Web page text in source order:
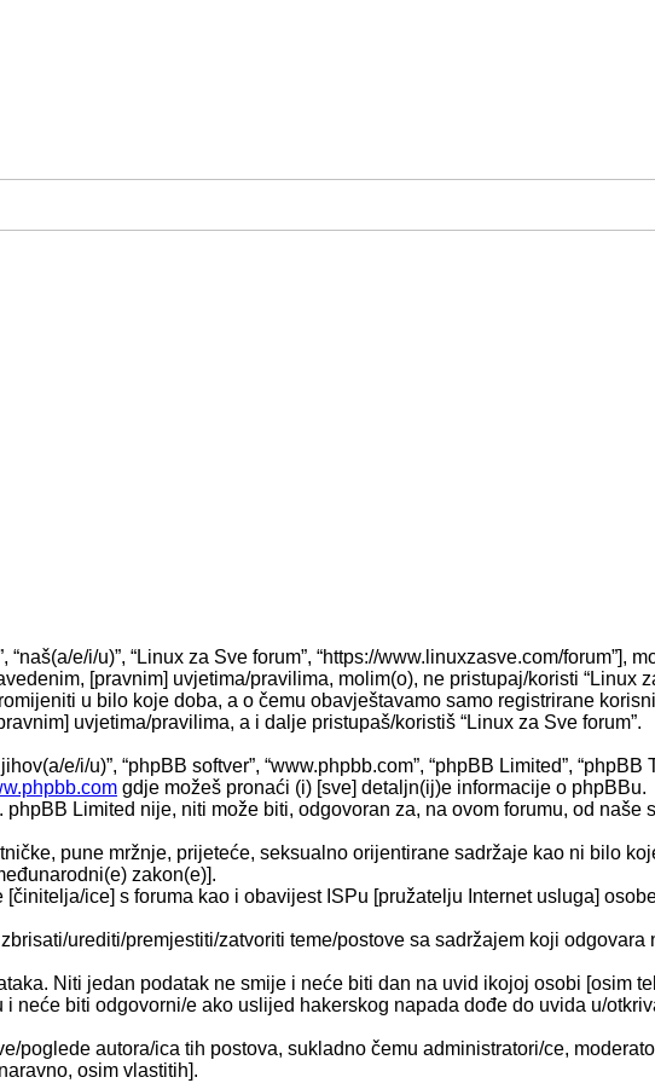
“naš(a/e/i/u)”, “Linux za Sve forum”, “https://www.linuxzasve.com/forum”],
[pravnim] uvjetima/pravilima, molim(o), ne pristupaj/koristi “Linux
u bilo koje doba, a o čemu obavještavamo samo registrirane
uvjetima/pravilima, a i dalje pristupaš/koristiš “Linux za Sve forum”.
e/i/u)”, “phpBB softver”, “www.phpbb.com”, “phpBB Limited”, “phpBB
gdje možeš pronaći (i) [sve] detaljn(ij)e informacije o phpBBu.
Limited nije, niti može biti, odgovoran za, na ovom forumu, od naše
pune mržnje, prijeteće, seksualno orijentirane sadržaje kao ni bilo
zakon(e)].
ice] s foruma kao i obavijest ISPu [pružatelju Internet usluga]
urediti/premjestiti/zatvoriti teme/postove sa sadržajem koji odgovara
Niti jedan podatak ne smije i neće biti dan na uvid ikojoj osobi [osim
neće biti odgovorni/e ako uslijed hakerskog napada dođe do uvida u/
poglede autora/ica tih postova, sukladno čemu administratori/ce,
osim vlastitih].